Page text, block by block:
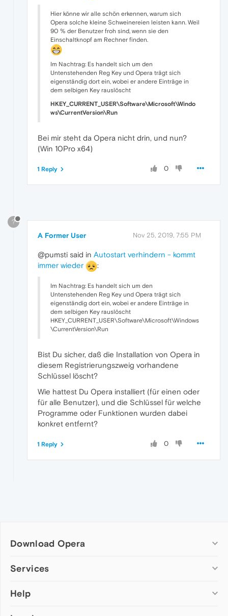
Hier könne wir alle schön erkennen, warum sich
Opera solche kleine Schweinereien leisten kann. Weil
90 % der Benutzer froh sind, wenn sie den
Einschaltknopf am Rechner finden.
Im Nachtrag: Es handelt sich um den
Untenstehenden Reg Key und Opera trägt sich
eigenständig dort ein, wobei er andere Einträge in
dem selbigen Key rauslöscht
HKEY_CURRENT_USER\Software\Microsoft\Windo
ws\CurrentVersion\Run
Bei mir steht da Opera nicht drin, und nun?
(Win 10Pro x64)
0
1 Reply
?
A Former User Nov 25, 2019, 7:55 PM
@pumsti said in Autostart verhindern - kommt
immer wieder
:
Im Nachtrag: Es handelt sich um den
Untenstehenden Reg Key und Opera trägt sich
eigenständig dort ein, wobei er andere Einträge in
dem selbigen Key rauslöscht
HKEY_CURRENT_USER\Software\Microsoft\Windows
\CurrentVersion\Run
Bist Du sicher, daß die Installation von Opera in
diesem Registrierungszweig vorhandene
Schlüssel löscht?
Wie hattest Du Opera installiert (für einen oder
für alle Benutzer), und die Schlüssel für welche
Programme oder Funktionen wurden dabei
konkret entfernt?
0
1 Reply
Download Opera
Computer browsers
Opera for Mac
Services
Add-ons
Help